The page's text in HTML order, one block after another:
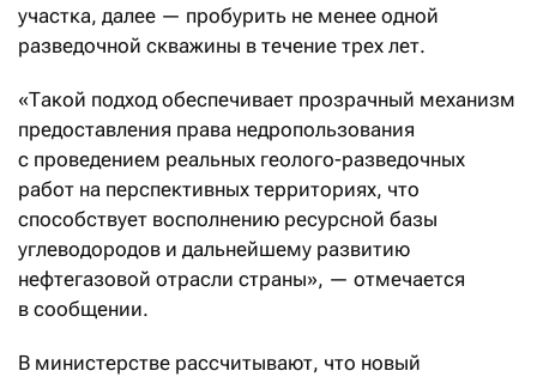
участка, далее — пробурить не менее одной
разведочной скважины в течение трех лет.
«Такой подход обеспечивает прозрачный механизм
предоставления права недропользования
с проведением реальных геолого-разведочных
работ на перспективных территориях, что
способствует восполнению ресурсной базы
углеводородов и дальнейшему развитию
нефтегазовой отрасли страны», — отмечается
в сообщении.
В министерстве рассчитывают, что новый